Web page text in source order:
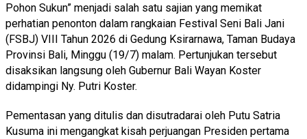
Pohon Sukun” menjadi salah satu sajian yang memikat
perhatian penonton dalam rangkaian Festival Seni Bali Jani
(FSBJ) VIII Tahun 2026 di Gedung Ksirarnawa, Taman Budaya
Provinsi Bali, Minggu (19/7) malam. Pertunjukan tersebut
disaksikan langsung oleh Gubernur Bali Wayan Koster
didampingi Ny. Putri Koster.
Pementasan yang ditulis dan disutradarai oleh Putu Satria
Kusuma ini mengangkat kisah perjuangan Presiden pertama